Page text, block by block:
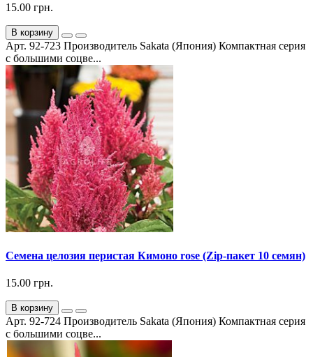
15.00 грн.
В корзину
Арт. 92-723 Производитель Sakata (Япония) Компактная серия
с большими соцве...
Семена целозия перистая Кимоно rose (Zip-пакет 10 семян)
15.00 грн.
В корзину
Арт. 92-724 Производитель Sakata (Япония) Компактная серия
с большими соцве...